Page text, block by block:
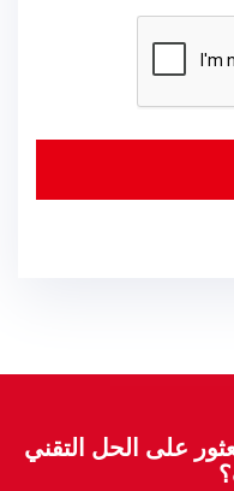
على الحل التقني